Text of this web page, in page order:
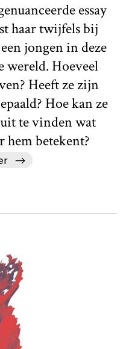
essay
haar twijfels bij
jongen in deze
Hoeveel
Heeft ze zijn
Hoe kan ze
te vinden wat
betekent?